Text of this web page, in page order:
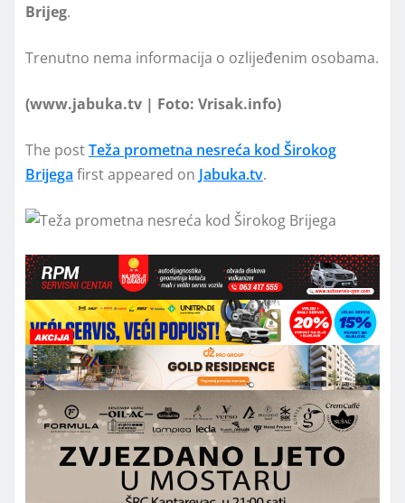
Brijeg.
Trenutno nema informacija o ozlijeđenim osobama.
(www.jabuka.tv | Foto: Vrisak.info)
The postTeža prometna nesreća kod Širokog
Brijega first appeared on Jabuka.tv.